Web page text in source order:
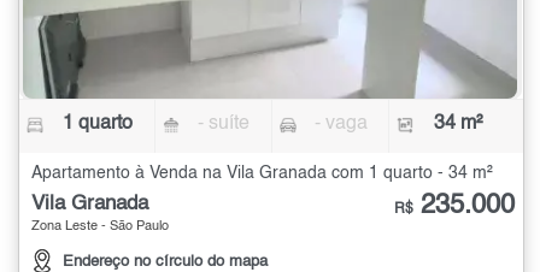
1 quarto - suíte - vaga 34 m²
Apartamento à Venda na Vila Granada com 1 quarto - 34 m²
Vila Granada
Zona Leste - São Paulo
Endereço no círculo do mapa
R$ 235.000